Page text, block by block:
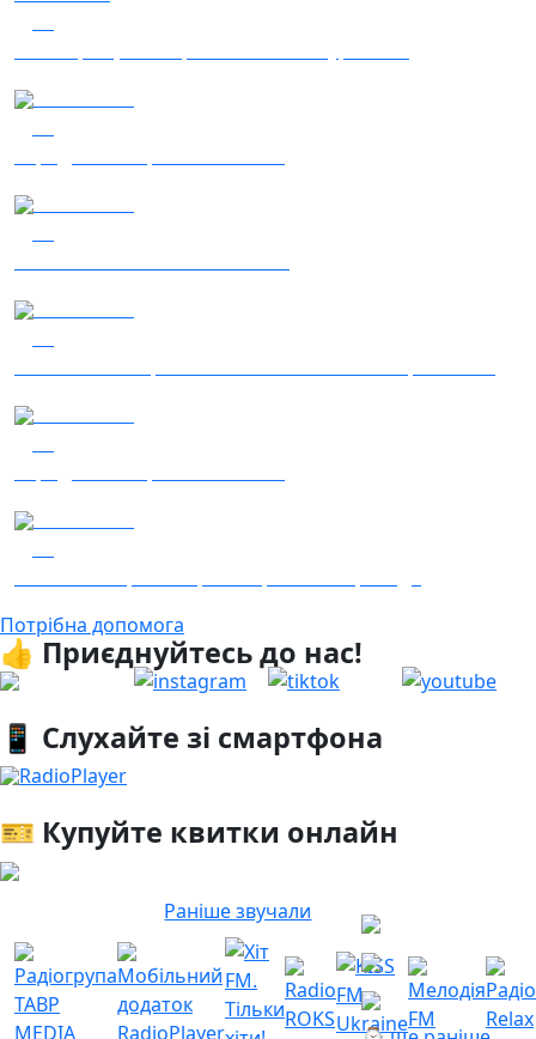
Раніше звучали
Потрібна допомога
👍 Приєднуйтесь до нас!
📱 Слухайте зі смартфона
RadioPlayer
🎫 Купуйте квитки онлайн